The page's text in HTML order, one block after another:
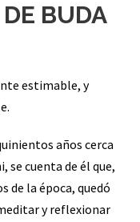
BUDA
estimable, y
años cerca
se cuenta de él que,
de la época, quedó
y reflexionar